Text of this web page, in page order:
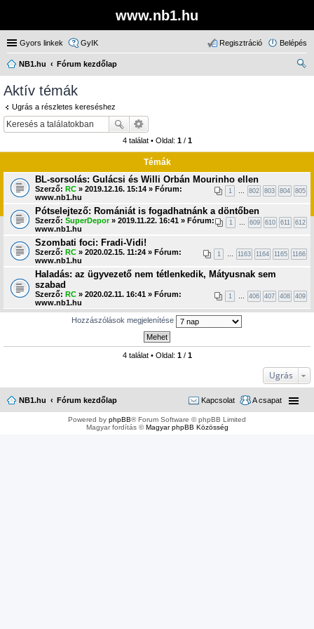
www.nb1.hu
Gyors linkek GyIK Belépés
Regisztráció
NB1.hu
Fórum kezdőlap
Aktív témák
Ugrás a részletes kereséshez
4 találat • Oldal: 1/ 1
Témák
BL-sorsolás: Gulácsi és Willi Orbán Mourinho ellen
1 802 803 804 805
Szerző: RC » 2019.12.16. 15:14 » Fórum:
www.nb1.hu
Pótselejtező: Romániát is fogadhatnánk a döntőben
1 609 610 611 612
Szerző: SuperDepor» 2019.11.22. 16:41 » Fórum:
www.nb1.hu
Szombati foci: Fradi-Vidi!
1 1163 1164 1165 1166
Szerző: RC » 2020.02.15. 11:24 » Fórum:
www.nb1.hu
Haladás: az ügyvezető nem tétlenkedik, Mátyusnak sem
szabad
1 406 407 408 409
Szerző: RC » 2020.02.11. 16:41 » Fórum:
www.nb1.hu
Hozzászólások megjelenítése
4 találat • Oldal: 1/ 1
Ugrás
NB1.hu Fórum kezdőlap A csapat
Kapcsolat
Powered by phpBB® Forum Software © phpBB Limited
Magyar fordítás ©Magyar phpBB Közösség